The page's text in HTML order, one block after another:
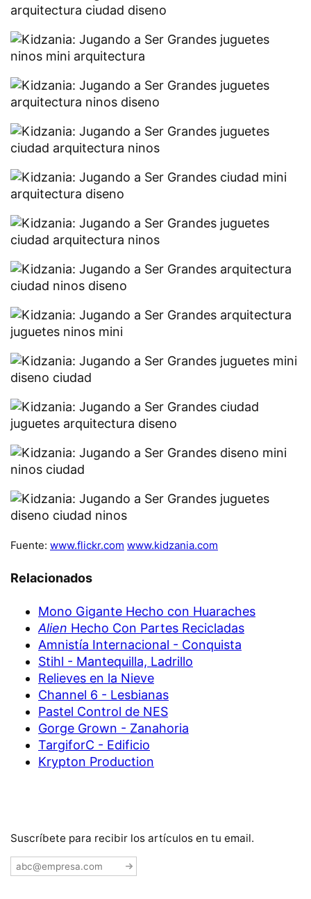
Fuente: www.flickr.com www.kidzania.com
Relacionados
Mono Gigante Hecho con Huaraches
Alien Hecho Con Partes Recicladas
Amnistía Internacional - Conquista
Stihl - Mantequilla, Ladrillo
Relieves en la Nieve
Channel 6 - Lesbianas
Pastel Control de NES
Gorge Grown - Zanahoria
TargiforC - Edificio
Krypton Production
Suscríbete para recibir los artículos en tu email.